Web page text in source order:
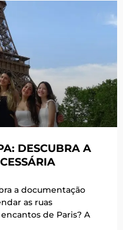
DESCUBRA A
a documentação
as ruas
de Paris? A